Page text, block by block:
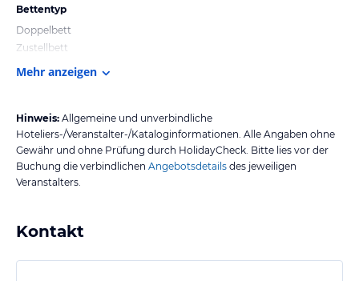
Bettentyp
Doppelbett
Zustellbett
Mehr anzeigen
Hinweis: Allgemeine und unverbindliche
Hoteliers-/Veranstalter-/Kataloginformationen. Alle Angaben ohne
Gewähr und ohne Prüfung durch HolidayCheck. Bitte lies vor der
Buchung die verbindlichen Angebotsdetails des jeweiligen
Veranstalters.
Kontakt